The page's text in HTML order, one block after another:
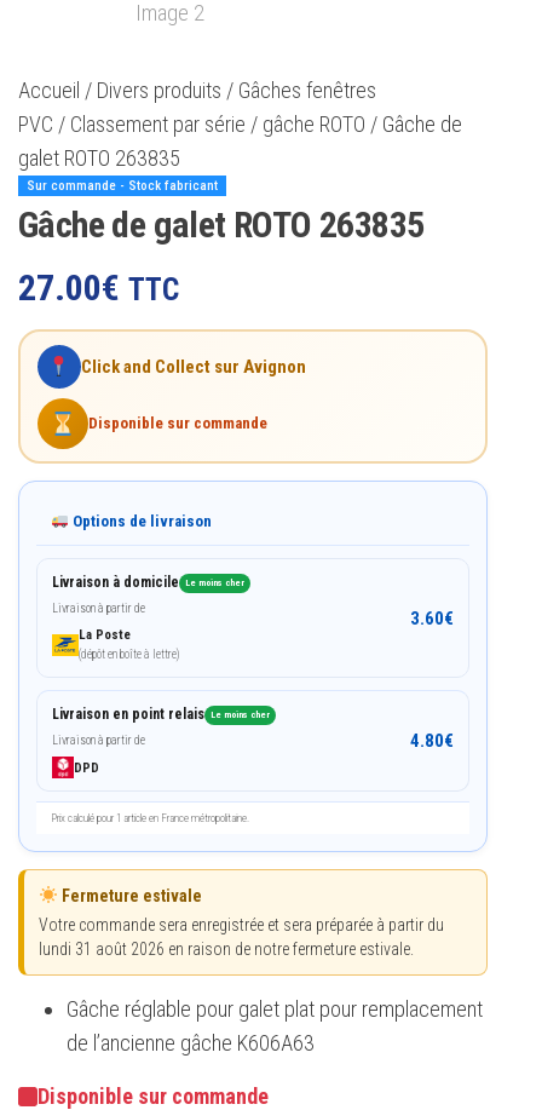
Accueil / Divers produits / Gâches fenêtres
PVC / Classement par série / gâche ROTO / Gâche de
galet ROTO 263835
Sur commande - Stock fabricant
Gâche de galet ROTO 263835
27.00€ TTC
Click and Collect sur Avignon
Disponible sur commande
Options de livraison
Livraison à domicile Le moins cher
Livraison à partir de
La Poste
(dépôt en boîte à lettre)
3.60€
Livraison en point relais Le moins cher
Livraison à partir de
DPD
4.80€
Prix calculé pour 1 article en France métropolitaine.
Fermeture estivale
Votre commande sera enregistrée et sera préparée à partir du
lundi 31 août 2026 en raison de notre fermeture estivale.
Gâche réglable pour galet plat pour remplacement
de l’ancienne gâche K606A63
Disponible sur commande